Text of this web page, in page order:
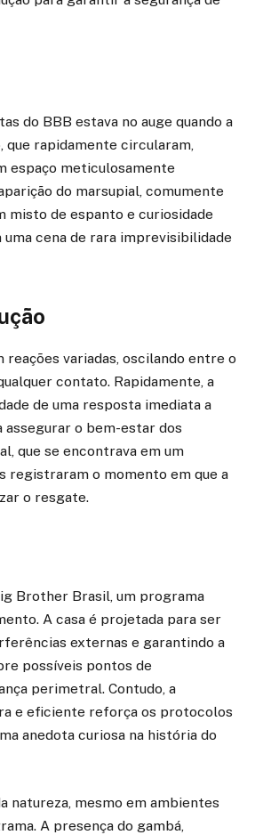
do BBB estava no auge quando a
que rapidamente circularam,
espaço meticulosamente
do marsupial, comumente
misto de espanto e curiosidade
cena de rara imprevisibilidade
variadas, oscilando entre o
contato. Rapidamente, a
de uma resposta imediata a
o bem-estar dos
que se encontrava em um
registraram o momento em que a
o resgate.
Brother Brasil, um programa
A casa é projetada para ser
externas e garantindo a
possíveis pontos de
perimetral. Contudo, a
e eficiente reforça os protocolos
anedota curiosa na história do
natureza, mesmo em ambientes
A presença do gambá,